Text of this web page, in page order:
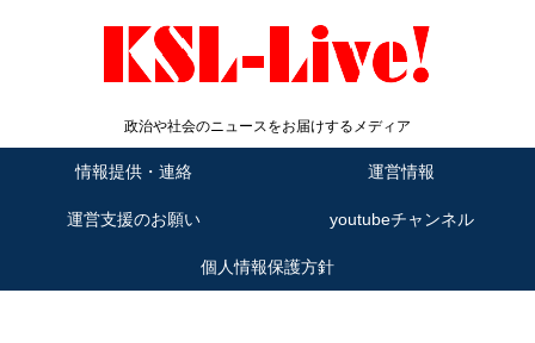
政治や社会のニュースをお届けするメディア
情報提供・連絡 運営情報
運営支援のお願い youtubeチャンネル
個人情報保護方針